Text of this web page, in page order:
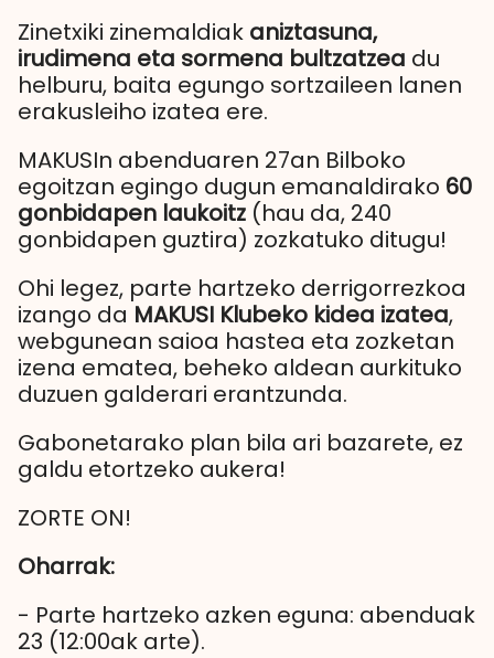
Zinetxiki zinemaldiak aniztasuna,
irudimena eta sormena bultzatzea du
helburu, baita egungo sortzaileen lanen
erakusleiho izatea ere.
MAKUSIn abenduaren 27an Bilboko
egoitzan egingo dugun emanaldirako 60
gonbidapen laukoitz (hau da, 240
gonbidapen guztira) zozkatuko ditugu!
Ohi legez, parte hartzeko derrigorrezkoa
izango da MAKUSI Klubeko kidea izatea,
webgunean saioa hastea eta zozketan
izena ematea, beheko aldean aurkituko
duzuen galderari erantzunda.
Gabonetarako plan bila ari bazarete, ez
galdu etortzeko aukera!
ZORTE ON!
Oharrak:
- Parte hartzeko azken eguna: abenduak
23 (12:00ak arte).